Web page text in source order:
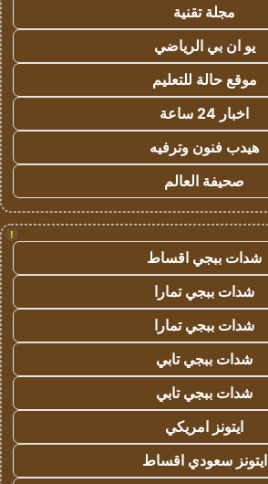
مجلة تقنية
يو ان بي الرياضي
موقع حالة للتعليم
اخبار 24 ساعة
هيدب فنون وترفيه
صحيفة العالم
!
شدات ببجي اقساط
شدات ببجي تمارا
شدات ببجي تمارا
شدات ببجي تابي
شدات ببجي تابي
ايتونز امريكي
ايتونز سعودي اقساط